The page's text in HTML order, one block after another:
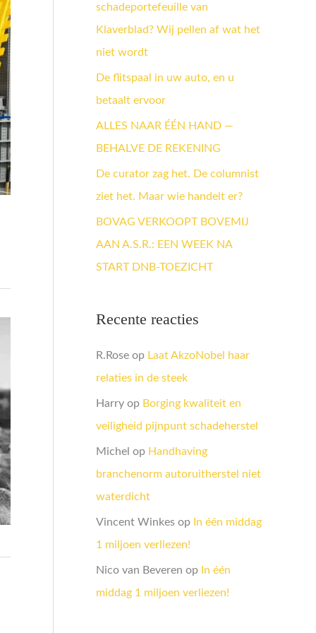
a
a
r
:
schadeportefeuille van
Klaverblad? Wij pellen af wat het
niet wordt
De flitspaal in uw auto, en u
betaalt ervoor
ALLES NAAR ÉÉN HAND —
BEHALVE DE REKENING
De curator zag het. De columnist
ziet het. Maar wie handelt er?
BOVAG VERKOOPT BOVEMIJ
AAN A.S.R.: EEN WEEK NA
START DNB-TOEZICHT
Recente reacties
R.Rose op Laat AkzoNobel haar
relaties in de steek
Harry op Borging kwaliteit en
veiligheid pijnpunt schadeherstel
Michel op Handhaving
branchenorm autoruitherstel niet
waterdicht
Vincent Winkes op In één middag
1 miljoen verliezen!
Nico van Beveren op In één
middag 1 miljoen verliezen!